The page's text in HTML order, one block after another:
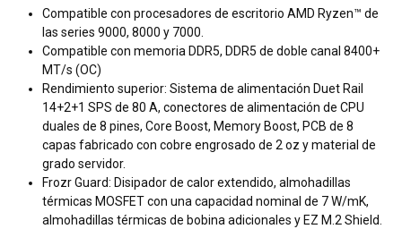
Compatible con procesadores de escritorio AMD Ryzen™ de
las series 9000, 8000 y 7000.
Compatible con memoria DDR5, DDR5 de doble canal 8400+
MT/s (OC)
Rendimiento superior: Sistema de alimentación Duet Rail
14+2+1 SPS de 80 A, conectores de alimentación de CPU
duales de 8 pines, Core Boost, Memory Boost, PCB de 8
capas fabricado con cobre engrosado de 2 oz y material de
grado servidor.
Frozr Guard: Disipador de calor extendido, almohadillas
térmicas MOSFET con una capacidad nominal de 7 W/mK,
almohadillas térmicas de bobina adicionales y EZ M.2 Shield.